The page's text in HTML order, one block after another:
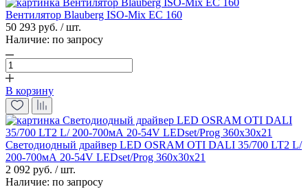
Вентилятор Blauberg ISO-Mix EC 160
50 293 руб. / шт.
Наличие: по запросу
В корзину
Светодиодный драйвер LED OSRAM OTI DALI 35/700 LT2 L/
200-700мА 20-54V LEDset/Prog 360x30x21
2 092 руб. / шт.
Наличие: по запросу